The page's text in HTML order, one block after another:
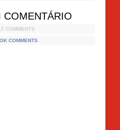
COMENTÁRIO
COMMENTS
COMMENTS